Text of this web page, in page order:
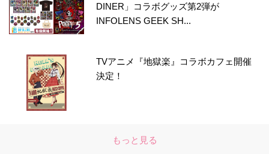
DINER」コラボグッズ第2弾が
INFOLENS GEEK SH...
TVアニメ『地獄楽』コラボカフェ開催
決定！
もっと見る